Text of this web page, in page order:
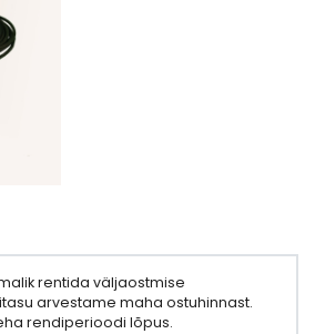
rentida väljaostmise
arvestame maha ostuhinnast.
rendiperioodi lõpus.